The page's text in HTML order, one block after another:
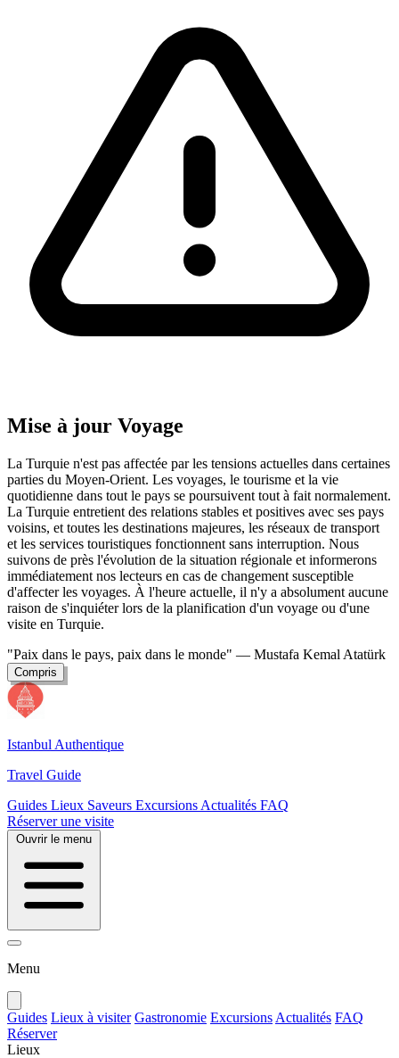
Mise à jour Voyage
La Turquie n'est pas affectée par les tensions actuelles dans certaines
parties du Moyen-Orient. Les voyages, le tourisme et la vie
quotidienne dans tout le pays se poursuivent tout à fait normalement.
La Turquie entretient des relations stables et positives avec ses pays
voisins, et toutes les destinations majeures, les réseaux de transport
et les services touristiques fonctionnent sans interruption. Nous
suivons de près l'évolution de la situation régionale et informerons
immédiatement nos lecteurs en cas de changement susceptible
d'affecter les voyages. À l'heure actuelle, il n'y a absolument aucune
raison de s'inquiéter lors de la planification d'un voyage ou d'une
visite en Turquie.
"Paix dans le pays, paix dans le monde" — Mustafa Kemal Atatürk
Compris
Istanbul Authentique
Travel Guide
Guides Lieux Saveurs Excursions Actualités FAQ
Réserver une visite
Ouvrir le menu
Menu
Guides Lieux à visiter Gastronomie Excursions Actualités FAQ
Réserver
Lieux